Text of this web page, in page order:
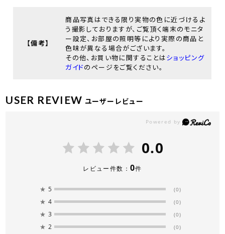
【備考】
商品写真はできる限り実物の色に近づけるよ
う撮影しておりますが、ご覧頂く端末のモニタ
ー設定、お部屋の照明等により実際の商品と
色味が異なる場合がございます。
その他、お買い物に関することはショッピング
ガイドのページをご覧ください。
USER REVIEW ユーザーレビュー
0.0
レビュー件数： 0件
★ 5 (0)
★ 4 (0)
★ 3 (0)
★ 2 (0)